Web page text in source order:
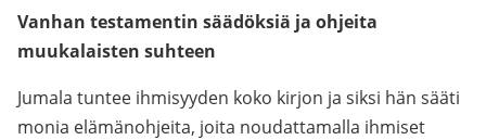
Vanhan testamentin säädöksiä ja ohjeita
muukalaisten suhteen
Jumala tuntee ihmisyyden koko kirjon ja siksi hän sääti
monia elämänohjeita, joita noudattamalla ihmiset